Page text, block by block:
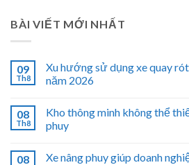
BÀI VIẾT MỚI NHẤT
09
Th8
Xu hướng sử dụng xe quay
năm 2026
08
Th8
Kho thông minh không thể
phuy
08
Xe nâng phuy giúp doanh